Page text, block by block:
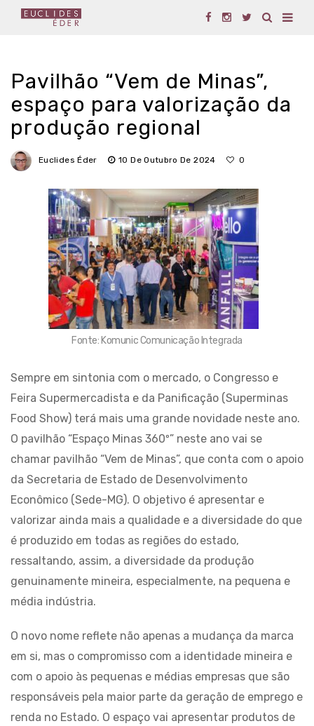
Pavilhão “Vem de Minas”,
espaço para valorização da
produção regional
Euclides Éder 10 De Outubro De 2024 0
Fonte: Komunic Comunicação Integrada
Sempre em sintonia com o mercado, o Congresso e
Feira Supermercadista e da Panificação (Superminas
Food Show) terá mais uma grande novidade neste ano.
O pavilhão “Espaço Minas 360º” neste ano vai se
chamar pavilhão “Vem de Minas”, que conta com o apoio
da Secretaria de Estado de Desenvolvimento
Econômico (Sede-MG). O objetivo é apresentar e
valorizar ainda mais a qualidade e a diversidade do que
é produzido em todas as regiões do estado,
ressaltando, assim, a diversidade da produção
genuinamente mineira, especialmente, na pequena e
média indústria.
O novo nome reflete não apenas a mudança da marca
em si, mas o compromisso com a identidade mineira e
com o apoio às pequenas e médias empresas que são
responsáveis pela maior parte da geração de emprego e
renda no Estado. O espaço vai apresentar produtos de